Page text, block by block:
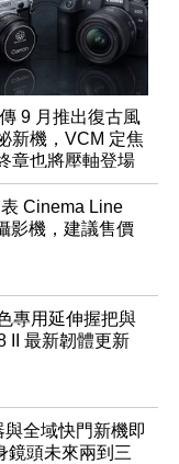
9 月推出復古風
新機，VCM 定焦
章也將壓軸登場
Cinema Line
影機，建議售價
專用延伸握把與
II 最新韌體更新
全域快門新機即
鏡頭未來兩到三